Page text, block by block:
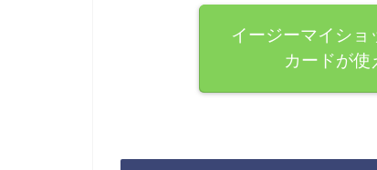
イージーマイシ
カードが使